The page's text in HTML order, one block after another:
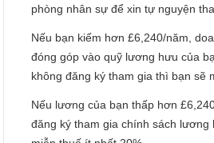
phòng nhân sự để xin tự nguyện
Nếu bạn kiếm hơn £6,240/năm,
đóng góp vào quỹ lương hưu của
không đăng ký tham gia thì bạn sẽ
Nếu lương của bạn thấp hơn
đăng ký tham gia chính sách